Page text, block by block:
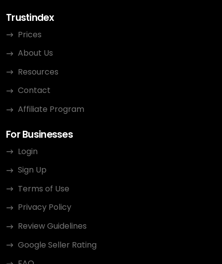
Trustindex
Prices
About Us
Resources
Contact
Affiliate Program
For Businesses
Login
Sign Up
Terms of Use
Privacy Policy
Review Guidelines
Google Seller Rating